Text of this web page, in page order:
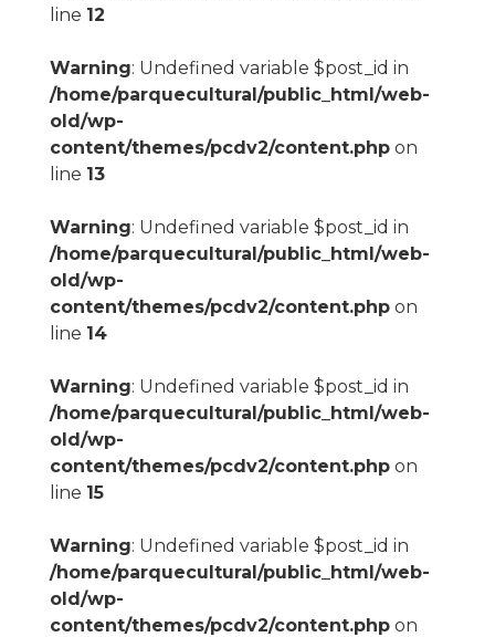
line 12
Warning: Undefined variable $post_id in
/home/parquecultural/public_html/web-
old/wp-
content/themes/pcdv2/content.phpon
line 13
Warning: Undefined variable $post_id in
/home/parquecultural/public_html/web-
old/wp-
content/themes/pcdv2/content.phpon
line 14
Warning: Undefined variable $post_id in
/home/parquecultural/public_html/web-
old/wp-
content/themes/pcdv2/content.phpon
line 15
Warning: Undefined variable $post_id in
/home/parquecultural/public_html/web-
old/wp-
content/themes/pcdv2/content.phpon